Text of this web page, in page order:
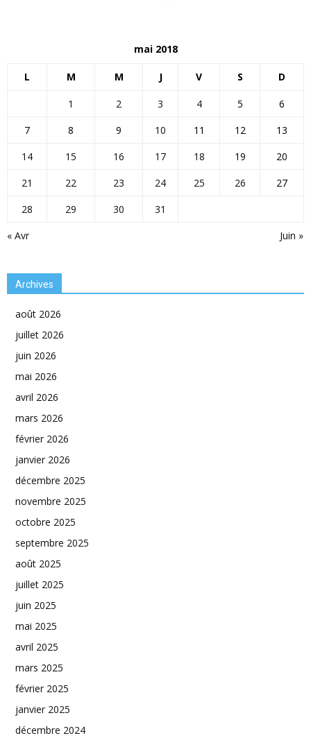
mai 2018
L M M J V S D
« Avr Juin »
1 2 3 4 5
6
7
8 9 10 11 12
13
14
15 16 17 18 19
20
21
22 23 24 25 26
27
28
29 30 31
Archives
août 2026
juillet 2026
juin 2026
mai 2026
avril 2026
mars 2026
février 2026
janvier 2026
décembre 2025
novembre 2025
octobre 2025
septembre 2025
août 2025
juillet 2025
juin 2025
mai 2025
avril 2025
mars 2025
février 2025
janvier 2025
décembre 2024